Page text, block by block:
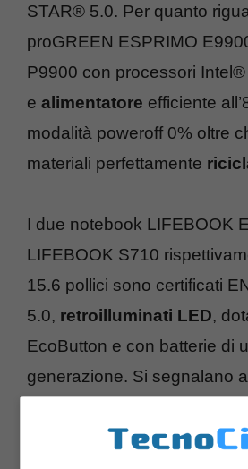
STAR® 5.0. Per quanto
proGREEN ESPRIMO
P9900 con processori
e alimentatore efficiente
modalità poweroff 0% oltre
materiali perfettamente
I due notebook LIFEBOOK
LIFEBOOK S710
15.6 pollici sono certificati
5.0, retroilluminati LED,
EcoButton e con batterie di
generazione. Si segnalano
e processori i7